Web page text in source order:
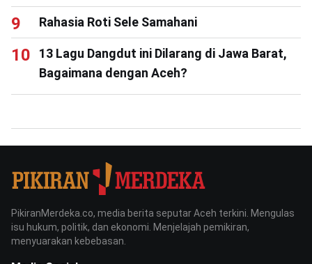
Rahasia Roti Sele Samahani
13 Lagu Dangdut ini Dilarang di Jawa Barat,
Bagaimana dengan Aceh?
PikiranMerdeka.co, media berita seputar Aceh terkini. Mengulas
isu hukum, politik, dan ekonomi. Menjelajah pemikiran,
menyuarakan kebebasan.